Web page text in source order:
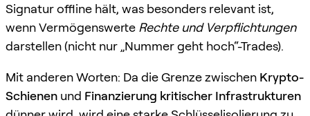
Signatur offline hält, was besonders relevant ist,
wenn Vermögenswerte Rechte und Verpflichtungen
darstellen (nicht nur „Nummer geht hoch“-Trades).
Mit anderen Worten: Da die Grenze zwischen Krypto-
Schienen und Finanzierung kritischer Infrastrukturen